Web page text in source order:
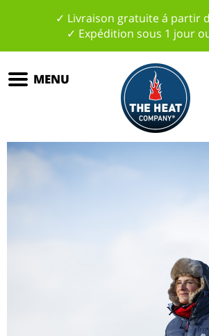
✓ Livraison gratuite á partir
✓ Expédition sous 1 jour
MENU